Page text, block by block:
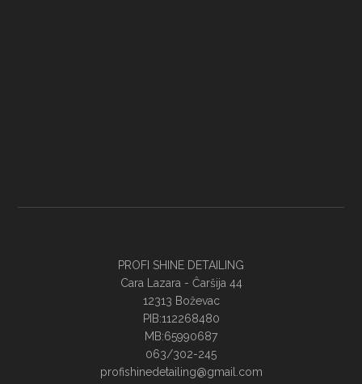
PROFI SHINE DETAILING
Cara Lazara - Ĉaršija 44
12313 Boževac
PIB:112268480
MB:65990687
063/302-245
profishinedetailing@gmail.com